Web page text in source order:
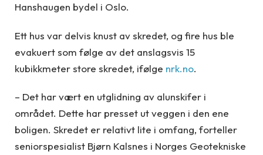
Hanshaugen bydel i Oslo.
Ett hus var delvis knust av skredet, og fire hus ble
evakuert som følge av det anslagsvis 15
kubikkmeter store skredet, ifølge nrk.no.
– Det har vært en utglidning av alunskifer i
området. Dette har presset ut veggen i den ene
boligen. Skredet er relativt lite i omfang, forteller
seniorspesialist Bjørn Kalsnes i Norges Geotekniske